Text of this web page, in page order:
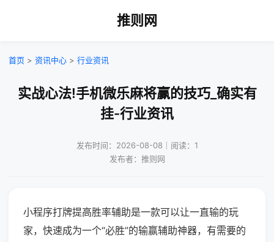
推则网
首页 > 资讯中心 > 行业资讯
实战心法!手机微乐麻将赢的技巧_确实有
挂-行业资讯
发布时间：2026-08-08｜阅读：1
发布者：推则网
小程序打牌提高胜率辅助是一款可以让一直输的玩
家，快速成为一个“必胜”的输赢辅助神器，有需要的